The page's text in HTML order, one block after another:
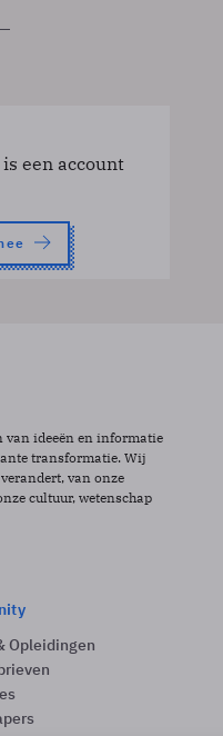
een account
van ideeën en informatie
transformatie. Wij
van onze
cultuur, wetenschap
Opleidingen